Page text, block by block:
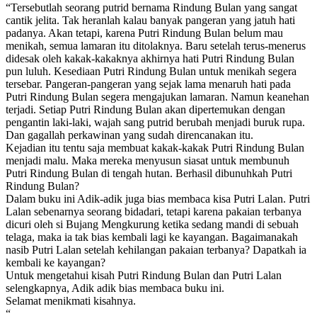
“Tersebutlah seorang putrid bernama Rindung Bulan yang sangat
cantik jelita. Tak heranlah kalau banyak pangeran yang jatuh hati
padanya. Akan tetapi, karena Putri Rindung Bulan belum mau
menikah, semua lamaran itu ditolaknya. Baru setelah terus-menerus
didesak oleh kakak-kakaknya akhirnya hati Putri Rindung Bulan
pun luluh. Kesediaan Putri Rindung Bulan untuk menikah segera
tersebar. Pangeran-pangeran yang sejak lama menaruh hati pada
Putri Rindung Bulan segera mengajukan lamaran. Namun keanehan
terjadi. Setiap Putri Rindung Bulan akan dipertemukan dengan
pengantin laki-laki, wajah sang putrid berubah menjadi buruk rupa.
Dan gagallah perkawinan yang sudah direncanakan itu.
Kejadian itu tentu saja membuat kakak-kakak Putri Rindung Bulan
menjadi malu. Maka mereka menyusun siasat untuk membunuh
Putri Rindung Bulan di tengah hutan. Berhasil dibunuhkah Putri
Rindung Bulan?
Dalam buku ini Adik-adik juga bias membaca kisa Putri Lalan. Putri
Lalan sebenarnya seorang bidadari, tetapi karena pakaian terbanya
dicuri oleh si Bujang Mengkurung ketika sedang mandi di sebuah
telaga, maka ia tak bias kembali lagi ke kayangan. Bagaimanakah
nasib Putri Lalan setelah kehilangan pakaian terbanya? Dapatkah ia
kembali ke kayangan?
Untuk mengetahui kisah Putri Rindung Bulan dan Putri Lalan
selengkapnya, Adik adik bias membaca buku ini.
Selamat menikmati kisahnya.
“